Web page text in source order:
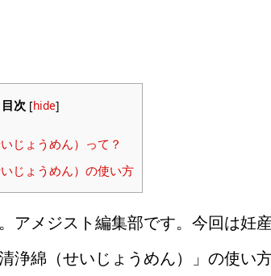
目次 [hide]
じょうめん）って？
じょうめん）の使い方
アメジスト編集部です。今回は妊
浄綿（せいじょうめん）」の使い